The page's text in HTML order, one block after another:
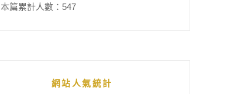
本篇累計人數： 547
網站人氣統計